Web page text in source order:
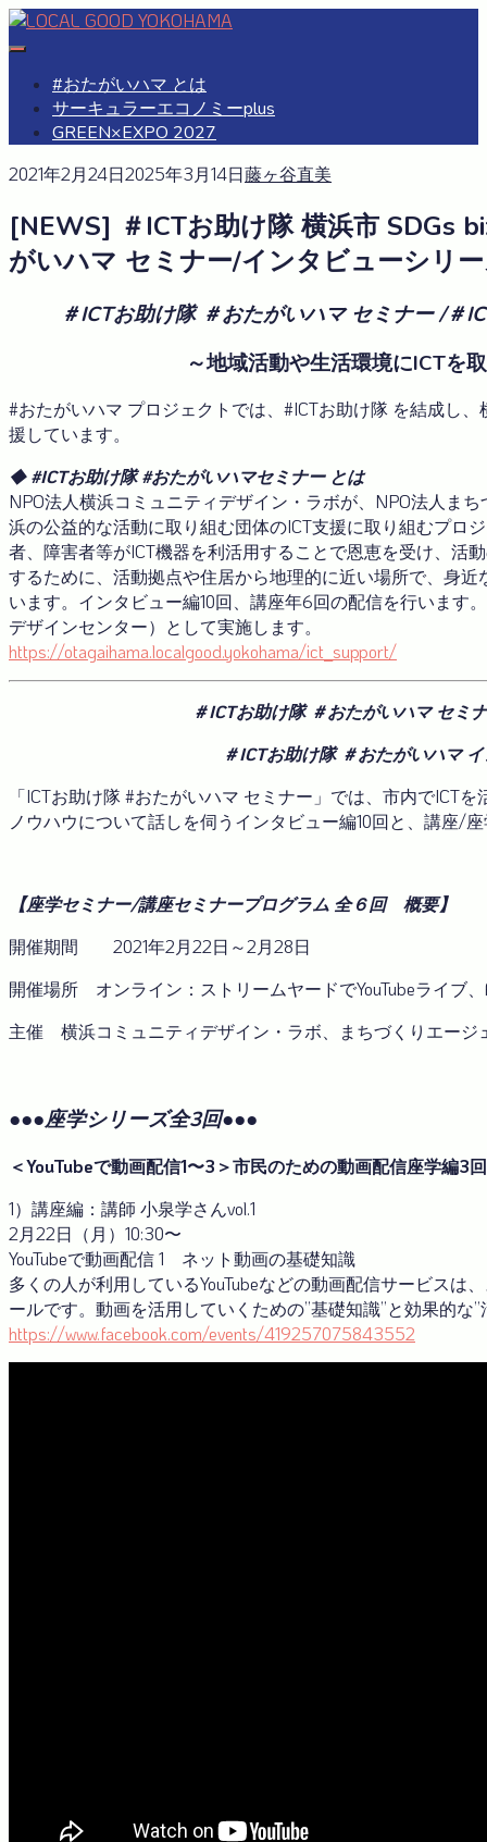
Skip
to
#おたがいハマ とは
サーキュラーエコノミーplus
GREEN×EXPO 2027
2021年2月24日2025年3月14日藤ヶ谷直美
[NEWS] ＃ICTお助け隊 横浜市 SDGs
がいハマ セミナー/インタビューシリ
＃ICTお助け隊 ＃おたがいハマ セミナー /＃
～地域活動や生活環境にICTを
#おたがいハマ プロジェクトでは、#ICTお助け隊 を結成し
援しています。
◆#ICTお助け隊 #おたがいハマセミナー とは
NPO法人横浜コミュニティデザイン・ラボが、NPO法人ま
浜の公益的な活動に取り組む団体のICT支援に取り組むプロ
者、障害者等がICT機器を利活用することで恩恵を受け、活
するために、活動拠点や住居から地理的に近い場所で、身
います。インタビュー編10回、講座年6回の配信を行います
デザインセンター）として実施します。
https://otagaihama.localgood.yokohama/ict_support/
＃ICTお助け隊 ＃おたがいハマ セ
＃ICTお助け隊 ＃おたがいハマ
「ICTお助け隊 #おたがいハマ セミナー」では、市内でICT
ノウハウについて話しを伺うインタビュー編10回と、講座/
【座学セミナー/講座セミナープログラム 全６回 概要】
開催期間 2021年2月22日～2月28日
開催場所 オンライン：ストリームヤードでYouTubeライブ
主催 横浜コミュニティデザイン・ラボ、まちづくりエージ
●●●座学シリーズ全3回●●●
＜YouTubeで動画配信1〜3＞市民のための動画配信座学編3
1）講座編：講師 小泉学さんvol.1
2月22日（月）10:30〜
YouTubeで動画配信 1 ネット動画の基礎知識
多くの人が利用しているYouTubeなどの動画配信サービス
ールです。動画を活用していくための”基礎知識”と効果的な
https://www.facebook.com/events/419257075843552